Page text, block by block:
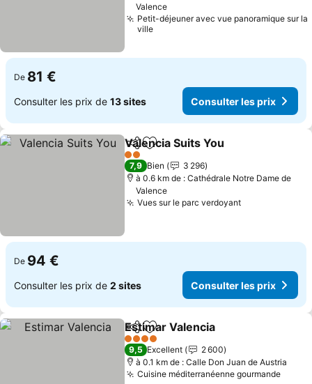
Valence
Petit-déjeuner avec vue panoramique sur la
ville
De 81 €
Consulter les prix de 13 sites Consulter les prix
PartagerAjouter à mes favoris
Valencia Suits You
2 Étoiles
7,9 Bien
3 296
à 0.6 km de : Cathédrale Notre Dame de
Valence
Vues sur le parc verdoyantConsulter
De 94 €
Consulter les prix de 2 sites Consulter les prix
PartagerAjouter à mes favoris
Estimar Valencia
4 Étoiles
9,5 Excellent
2 600
à 0.1 km de : Calle Don Juan de Austria
Cuisine méditerranéenne gourmande